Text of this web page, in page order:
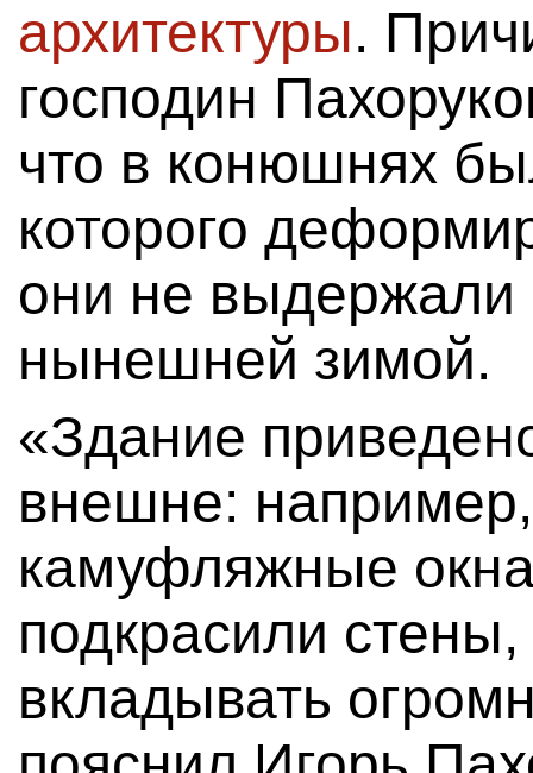
архитектуры.
господин
что в конюшнях
которого
они не выдержали
нынешней зимой.
«Здание
внешне:
камуфляжные
подкрасили
вкладывать